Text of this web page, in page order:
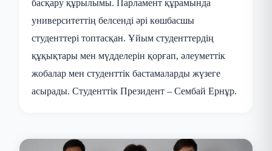
басқару құрылымы. Парламент құрамында
университеттің белсенді әрі көшбасшы
студенттері топтасқан. Ұйым студенттердің
құқықтары мен мүдделерін қорғап, әлеуметтік
жобалар мен студенттік бастамаларды жүзеге
асырады. Студенттік Президент – Сембай Ернұр.